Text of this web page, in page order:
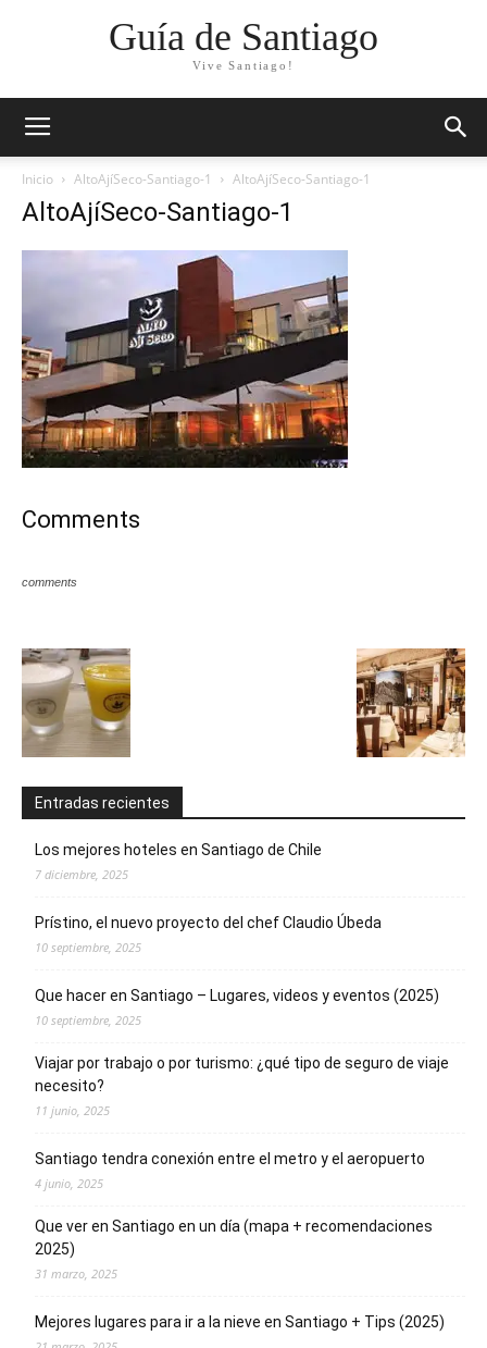
Guía de Santiago
Vive Santiago!
Inicio AltoAjíSeco-Santiago-1 AltoAjíSeco-Santiago-1
AltoAjíSeco-Santiago-1
Comments
comments
Entradas recientes
Los mejores hoteles en Santiago de Chile
7 diciembre, 2025
Prístino, el nuevo proyecto del chef Claudio Úbeda
10 septiembre, 2025
Que hacer en Santiago – Lugares, videos y eventos (2025)
10 septiembre, 2025
Viajar por trabajo o por turismo: ¿qué tipo de seguro de viaje
necesito?
11 junio, 2025
Santiago tendra conexión entre el metro y el aeropuerto
4 junio, 2025
Que ver en Santiago en un día (mapa + recomendaciones
2025)
31 marzo, 2025
Mejores lugares para ir a la nieve en Santiago + Tips (2025)